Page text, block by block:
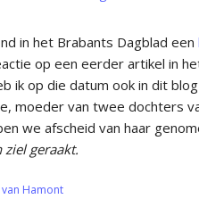
in het Brabants Dagblad een
op een eerder artikel in
ik op die datum ook in dit
moeder van twee dochters
we afscheid van haar
ziel geraakt.
van Hamont